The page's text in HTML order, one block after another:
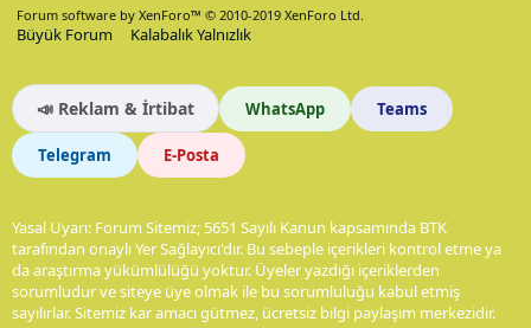
Forum software by XenForo™ © 2010-2019 XenForo Ltd.
Büyük Forum Kalabalık Yalnızlık
📣 Reklam & İrtibat WhatsApp Teams
Telegram E-Posta
Yasal Uyarı: Forum Sitemiz; 5651 Sayılı Kanun kapsamında BTK
tarafından onaylı Yer Sağlayıcı'dır. Bu sebeple içerikleri kontrol etme ya
da araştırma yükümlülüğü yoktur. Üyeler yazdığı içeriklerden
sorumludur ve siteye üye olmak ile bu sorumluluğu kabul etmiş
sayılırlar. Sitemiz kar amacı gütmez, ücretsiz bilgi paylaşım merkezidir.